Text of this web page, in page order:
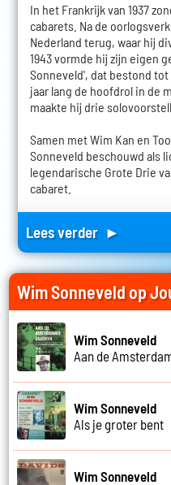
In het Frankrijk van 1937
cabarets. Na de
Nederland terug, waar hij
1943 vormde hij zijn eigen
Sonneveld', dat bestond tot
jaar lang de hoofdrol in de
maakte hij drie
Samen met Wim Kan en
Sonneveld beschouwd als
legendarische Grote Drie
cabaret.
Lees verder ►
Wim Sonneveld op
Wim Sonneveld
Aan de
Wim Sonneveld
Als je groter bent
Wim Sonneveld